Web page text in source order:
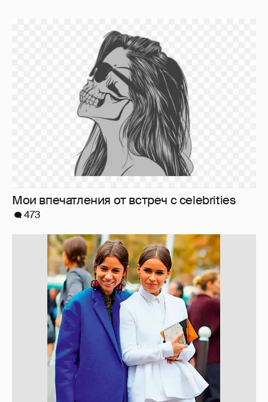
Мои впечатления от встреч с celebrities
10 лет спустя. Как сложилась жизнь
героинь Сплетника?
228